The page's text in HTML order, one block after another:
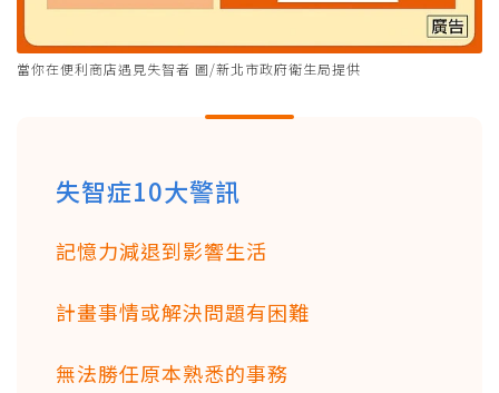
當你在便利商店遇見失智者 圖/新北市政府衛生局提供
失智症10大警訊
記憶力減退到影響生活
計畫事情或解決問題有困難
無法勝任原本熟悉的事務